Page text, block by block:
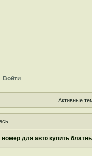
Войти
Активные
.
для авто купить